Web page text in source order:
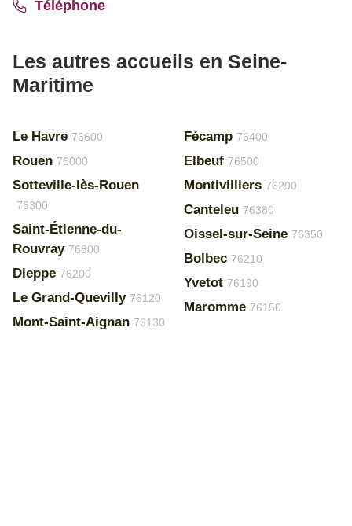
Téléphone
Les autres accueils en Seine-
Maritime
Le Havre 76600
Rouen 76000
Sotteville-lès-Rouen
76300
Saint-Étienne-du-
Rouvray 76800
Dieppe 76200
Le Grand-Quevilly 76120
Mont-Saint-Aignan 76130
Fécamp 76400
Elbeuf 76500
Montivilliers 76290
Canteleu 76380
Oissel-sur-Seine 76350
Bolbec 76210
Yvetot 76190
Maromme 76150